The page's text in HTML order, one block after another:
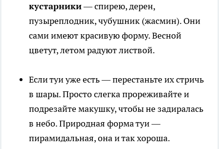
кустарники— спирею, дерен,
пузыреплодник, чубушник (жасмин). Они
сами имеют красивую форму. Весной
цветут, летом радуют листвой.
Если туи уже есть — перестаньте их стричь
в шары. Просто слегка прореживайте и
подрезайте макушку, чтобы не задиралась
в небо. Природная форма туи —
пирамидальная, она и так хороша.